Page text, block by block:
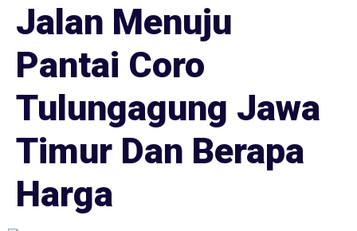
Jalan Menuju
Pantai Coro
Tulungagung Jawa
Timur Dan Berapa
Harga